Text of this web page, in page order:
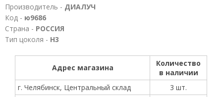
Производитель - ДИАЛУЧ
Код - ю9686
Страна - РОССИЯ
Тип цоколя - Н3
Адрес магазина
Количество
в наличии
г. Челябинск, Центральный склад
3 шт.